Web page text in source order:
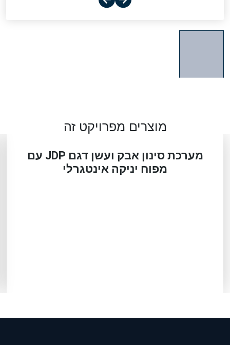
מוצרים מפרויקט זה
מערכת סינון אבק ועשן דגם JDP עם
מפוח יניקה אינטגרלי